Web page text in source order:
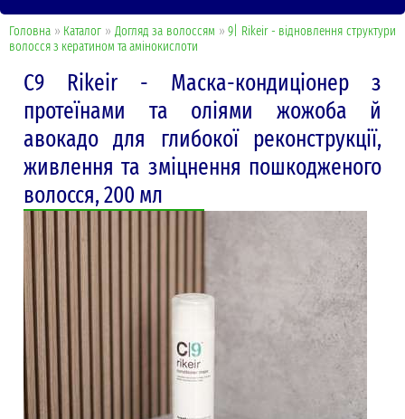
Головна » Каталог » Догляд за волоссям »9| Rikeir - відновлення структури
волосся з кератином та амінокислоти
С9 Rikeir - Маска-кондиціонер з
протеїнами та оліями жожоба й
авокадо для глибокої реконструкції,
живлення та зміцнення пошкодженого
волосся, 200 мл